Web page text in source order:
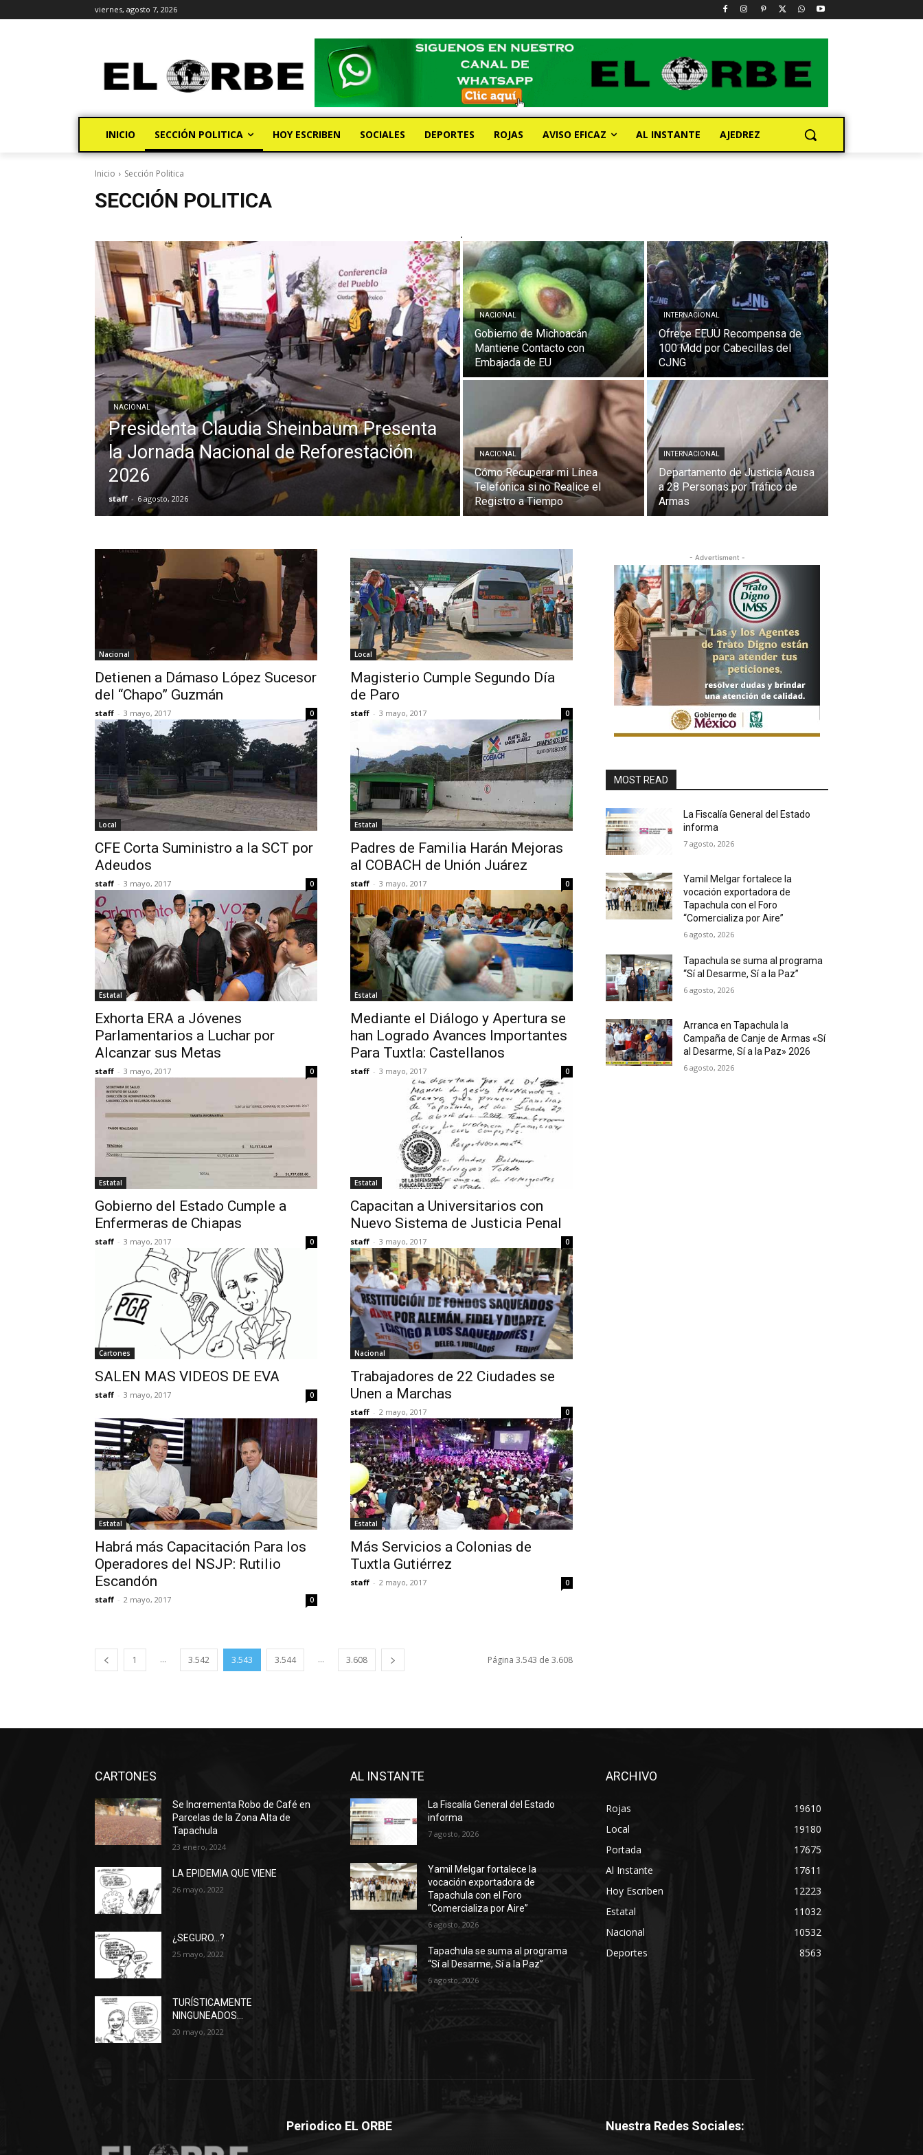
viernes, agosto 7, 2026
INICIO SECCIÓN POLITICA HOY ESCRIBEN SOCIALES DEPORTES ROJAS AVISO EFICAZ AL INSTANTE AJEDREZ
Inicio Sección Politica
SECCIÓN POLITICA
.
NACIONAL
Presidenta Claudia Sheinbaum Presenta
la Jornada Nacional de Reforestación
2026
staff - 6 agosto, 2026
NACIONAL
Gobierno de Michoacán
Mantiene Contacto con
Embajada de EU
INTERNACIONAL
Ofrece EEUU Recompensa de
100 Mdd por Cabecillas del
CJNG
NACIONAL
Cómo Recuperar mi Línea
Telefónica si no Realice el
Registro a Tiempo
INTERNACIONAL
Departamento de Justicia Acusa
a 28 Personas por Tráfico de
Armas
Nacional
Detienen a Dámaso López Sucesor
del “Chapo” Guzmán
staff - 3 mayo, 2017 0
Local
Magisterio Cumple Segundo Día
de Paro
staff - 3 mayo, 2017 0
Local
CFE Corta Suministro a la SCT por
Adeudos
staff - 3 mayo, 2017 0
Estatal
Padres de Familia Harán Mejoras
al COBACH de Unión Juárez
staff - 3 mayo, 2017 0
Estatal
Exhorta ERA a Jóvenes
Parlamentarios a Luchar por
Alcanzar sus Metas
staff - 3 mayo, 2017 0
Estatal
Mediante el Diálogo y Apertura se
han Logrado Avances Importantes
Para Tuxtla: Castellanos
staff - 3 mayo, 2017 0
Estatal
Gobierno del Estado Cumple a
Enfermeras de Chiapas
staff - 3 mayo, 2017 0
Estatal
Capacitan a Universitarios con
Nuevo Sistema de Justicia Penal
staff - 3 mayo, 2017 0
Cartones
SALEN MAS VIDEOS DE EVA
staff - 3 mayo, 2017 0
Nacional
Trabajadores de 22 Ciudades se
Unen a Marchas
staff - 2 mayo, 2017 0
Estatal
Habrá más Capacitación Para los
Operadores del NSJP: Rutilio
Escandón
staff - 2 mayo, 2017 0
Estatal
Más Servicios a Colonias de
Tuxtla Gutiérrez
staff - 2 mayo, 2017 0
1 ... 3.542 3.543 3.544 ... 3.608 Página 3.543 de 3.608
- Advertisment -
MOST READ
La Fiscalía General del Estado
informa
7 agosto, 2026
Yamil Melgar fortalece la
vocación exportadora de
Tapachula con el Foro
“Comercializa por Aire”
6 agosto, 2026
Tapachula se suma al programa
“Sí al Desarme, Sí a la Paz”
6 agosto, 2026
Arranca en Tapachula la
Campaña de Canje de Armas «Sí
al Desarme, Sí a la Paz» 2026
6 agosto, 2026
CARTONES
Se Incrementa Robo de Café en
Parcelas de la Zona Alta de
Tapachula
23 enero, 2024
LA EPIDEMIA QUE VIENE
26 mayo, 2022
¿SEGURO…?
25 mayo, 2022
TURÍSTICAMENTE
NINGUNEADOS…
20 mayo, 2022
AL INSTANTE
La Fiscalía General del Estado
informa
7 agosto, 2026
Yamil Melgar fortalece la
vocación exportadora de
Tapachula con el Foro
“Comercializa por Aire”
6 agosto, 2026
Tapachula se suma al programa
“Sí al Desarme, Sí a la Paz”
6 agosto, 2026
ARCHIVO
Rojas
19610
Local
19180
Portada
17675
Al Instante
17611
Hoy Escriben
12223
Estatal
11032
Nacional
10532
Deportes
8563
Periodico EL ORBE Nuestra Redes Sociales: